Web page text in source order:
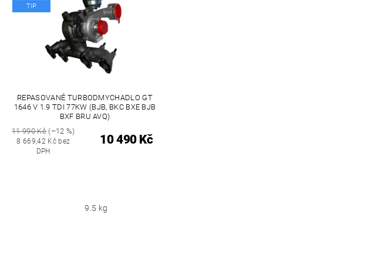
TIP
REPASOVANÉ TURBODMYCHADLO GT
1646 V 1.9 TDI 77KW (BJB, BKC BXE BJB
BXF BRU AVQ)
11 990 Kč(–12 %)
8 669,42 Kč bez
DPH
10 490 Kč
9.5 kg